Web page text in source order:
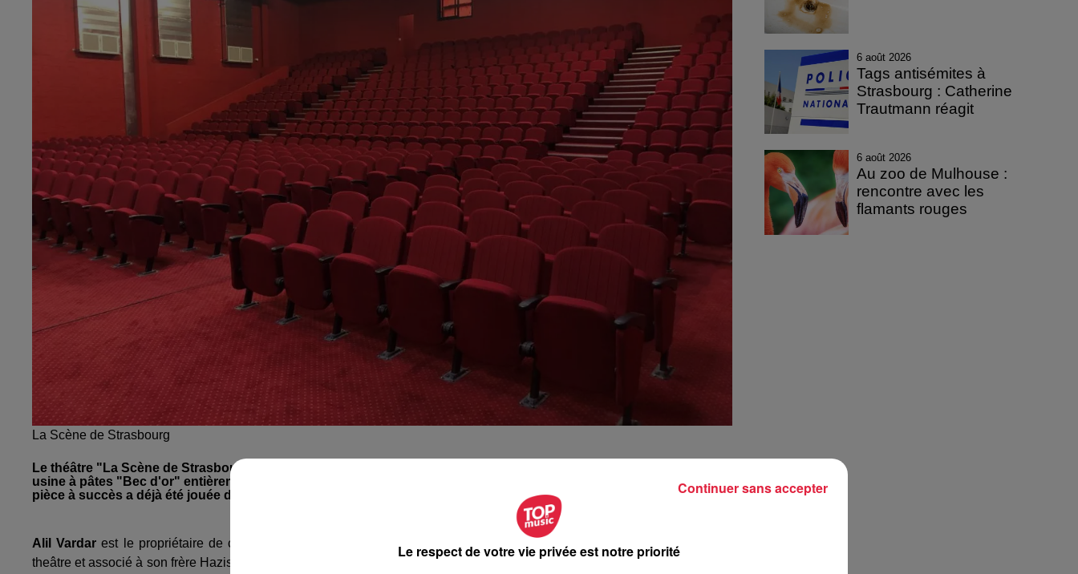
La Scène de Strasbourg
Le théâtre "La Scène de Strasbourg" ouvrira ce samedi 30 mars à la Meinau au 1, rue La Fayette dans l'ancienne
usine à pâtes "Bec d'or" entièrement rénovée. Ouverture de rideau avec la pièce : "Le clan des divorcés." Cette
pièce à succès a déjà été jouée devant plus de trois millions de spectateurs.
Alil Vardar est le propriétaire de ce nouveau théâtre "La Scène de Strasbourg" . Alil Vardar est aussi acteur, auteur de
theâtre et associé à son frère Hazis Vardar, il possède le groupe
Happy Comédie qui comprend 4 salles de spectacles à
6 août 2026
Tags antisémites à
Strasbourg : Catherine
Trautmann réagit
6 août 2026
Au zoo de Mulhouse :
rencontre avec les
flamants rouges
Le respect de votre vie privée est notre priorité
Continuer sans accepter